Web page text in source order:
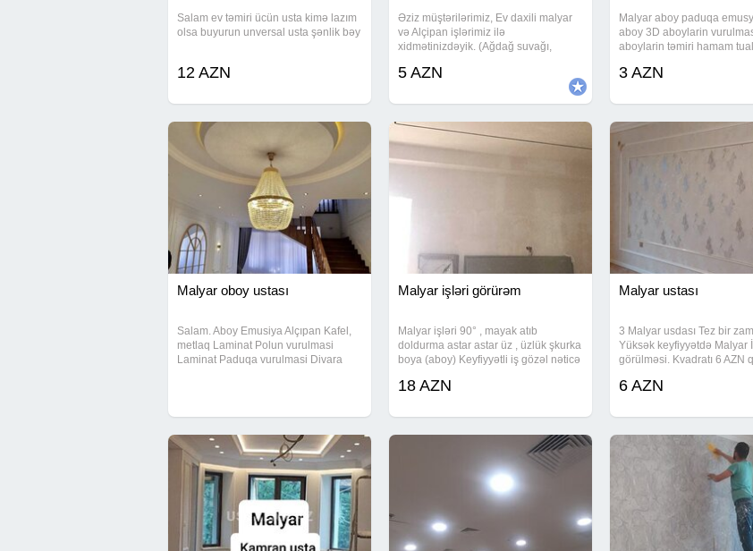
Salam ev təmiri ücün usta kimə lazım
olsa buyurun unversal usta şənlik bəy
12 AZN
Əziz müştərilərimiz, Ev daxili malyar
və Alçipan işlərimiz ilə
xidmətinizdəyik. (Ağdağ suvağı,
Lepka və, s.).Bütün işlərimizi tam
olmadan, peşəkarlıqla
5 AZN
Malyar aboy paduqa
aboy 3D aboylarin
aboylarin təmiri hamam
kafel metlaq laminat işləri və
3 AZN
Malyar oboy ustası
Salam. Aboy Emusiya Alçıpan Kafel,
metlaq Laminat Polun vurulmasi
Laminat Paduqa vurulmasi Divara
Butun isler
Malyar işləri görürəm
Malyar işləri 90° , mayak atıb
doldurma astar astar üz , üzlük şkurka
boya (aboy) Keyfiyyətli iş gözəl nəticə
18 AZN
Malyar ustası
3 Malyar usdası Tez bir
Yüksək keyfiyyətdə Malyar
görülməsi. Kvadratı 6 AZN
6 AZN